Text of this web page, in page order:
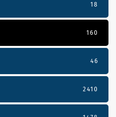
18
160
46
2410